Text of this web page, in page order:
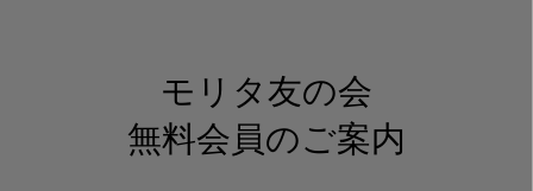
モリタ友の会
無料会員のご案内